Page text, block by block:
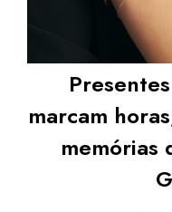
marcam
memórias